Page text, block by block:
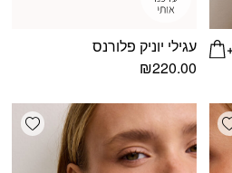
עגילי יוניק פלורנס
₪220.00
Add wishlist